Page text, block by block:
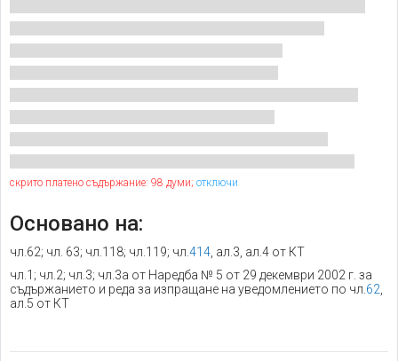
скрито платено съдържание: 98 думи; отключи
Основано на:
чл.62; чл. 63; чл.118; чл.119; чл. 414 , ал.3, ал.4 от КТ
чл.1; чл.2; чл.3; чл.3а от Наредба № 5 от 29 декември 2002 г. за
съдържанието и реда за изпращане на уведомлението по чл. 62
ал.5 от КТ